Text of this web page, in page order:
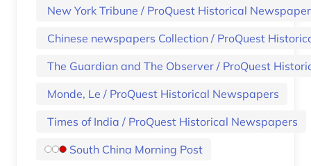
New York Tribune / ProQuest Historical
Chinese newspapers Collection /
The Guardian and The Observer / ProQuest
Monde, Le / ProQuest Historical Newspapers
Times of India / ProQuest Historical Newspapers
South China Morning Post